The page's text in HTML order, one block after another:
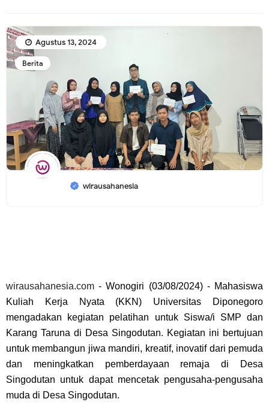
Berita
wirausahanesia
Agustus 13, 2024
wirausahanesia.com -Wonogiri (03/08/2024) - Mahasiswa
Kuliah Kerja Nyata (KKN) Universitas Diponegoro
mengadakan kegiatan pelatihan untuk Siswa/i SMP dan
Karang Taruna di Desa Singodutan. Kegiatan ini bertujuan
untuk membangun jiwa mandiri, kreatif, inovatif dari pemuda
dan meningkatkan pemberdayaan remaja di Desa
Singodutan untuk dapat mencetak pengusaha-pengusaha
muda di Desa Singodutan.